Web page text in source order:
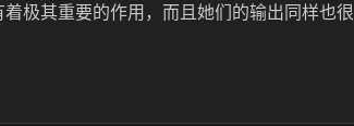
极其重要的作用，而且她们的输出同样也很